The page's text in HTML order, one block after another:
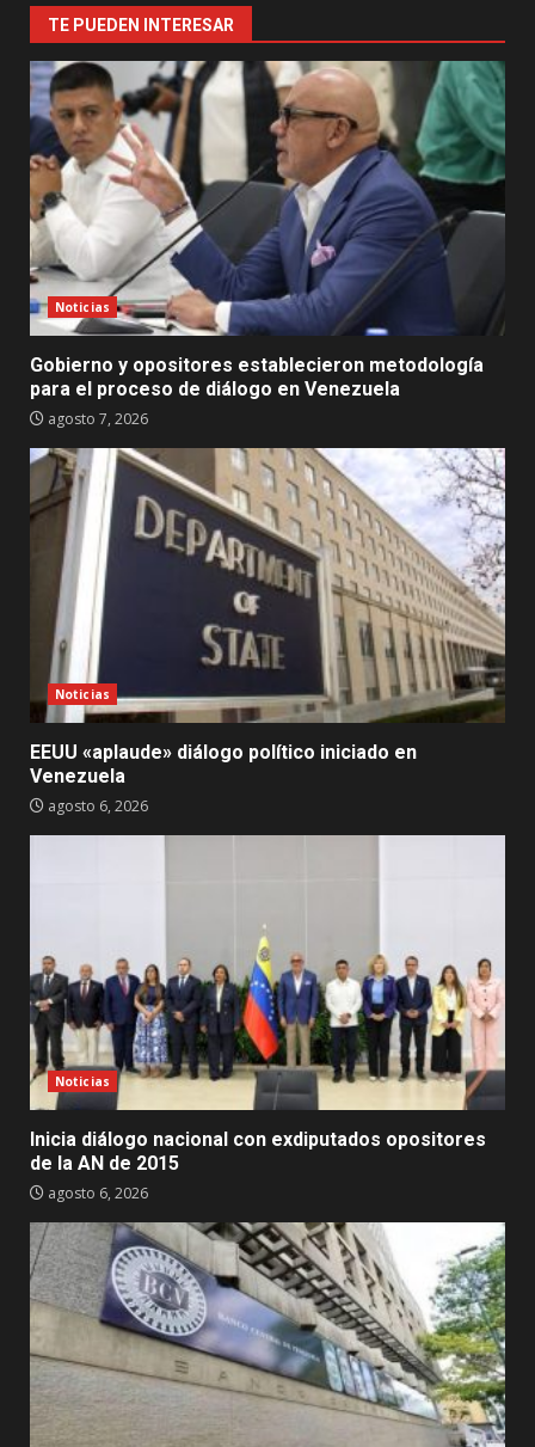
TE PUEDEN INTERESAR
Noticias
Gobierno y opositores establecieron metodología
para el proceso de diálogo en Venezuela
agosto 7, 2026
Noticias
EEUU «aplaude» diálogo político iniciado en
Venezuela
agosto 6, 2026
Noticias
Inicia diálogo nacional con exdiputados opositores
de la AN de 2015
agosto 6, 2026